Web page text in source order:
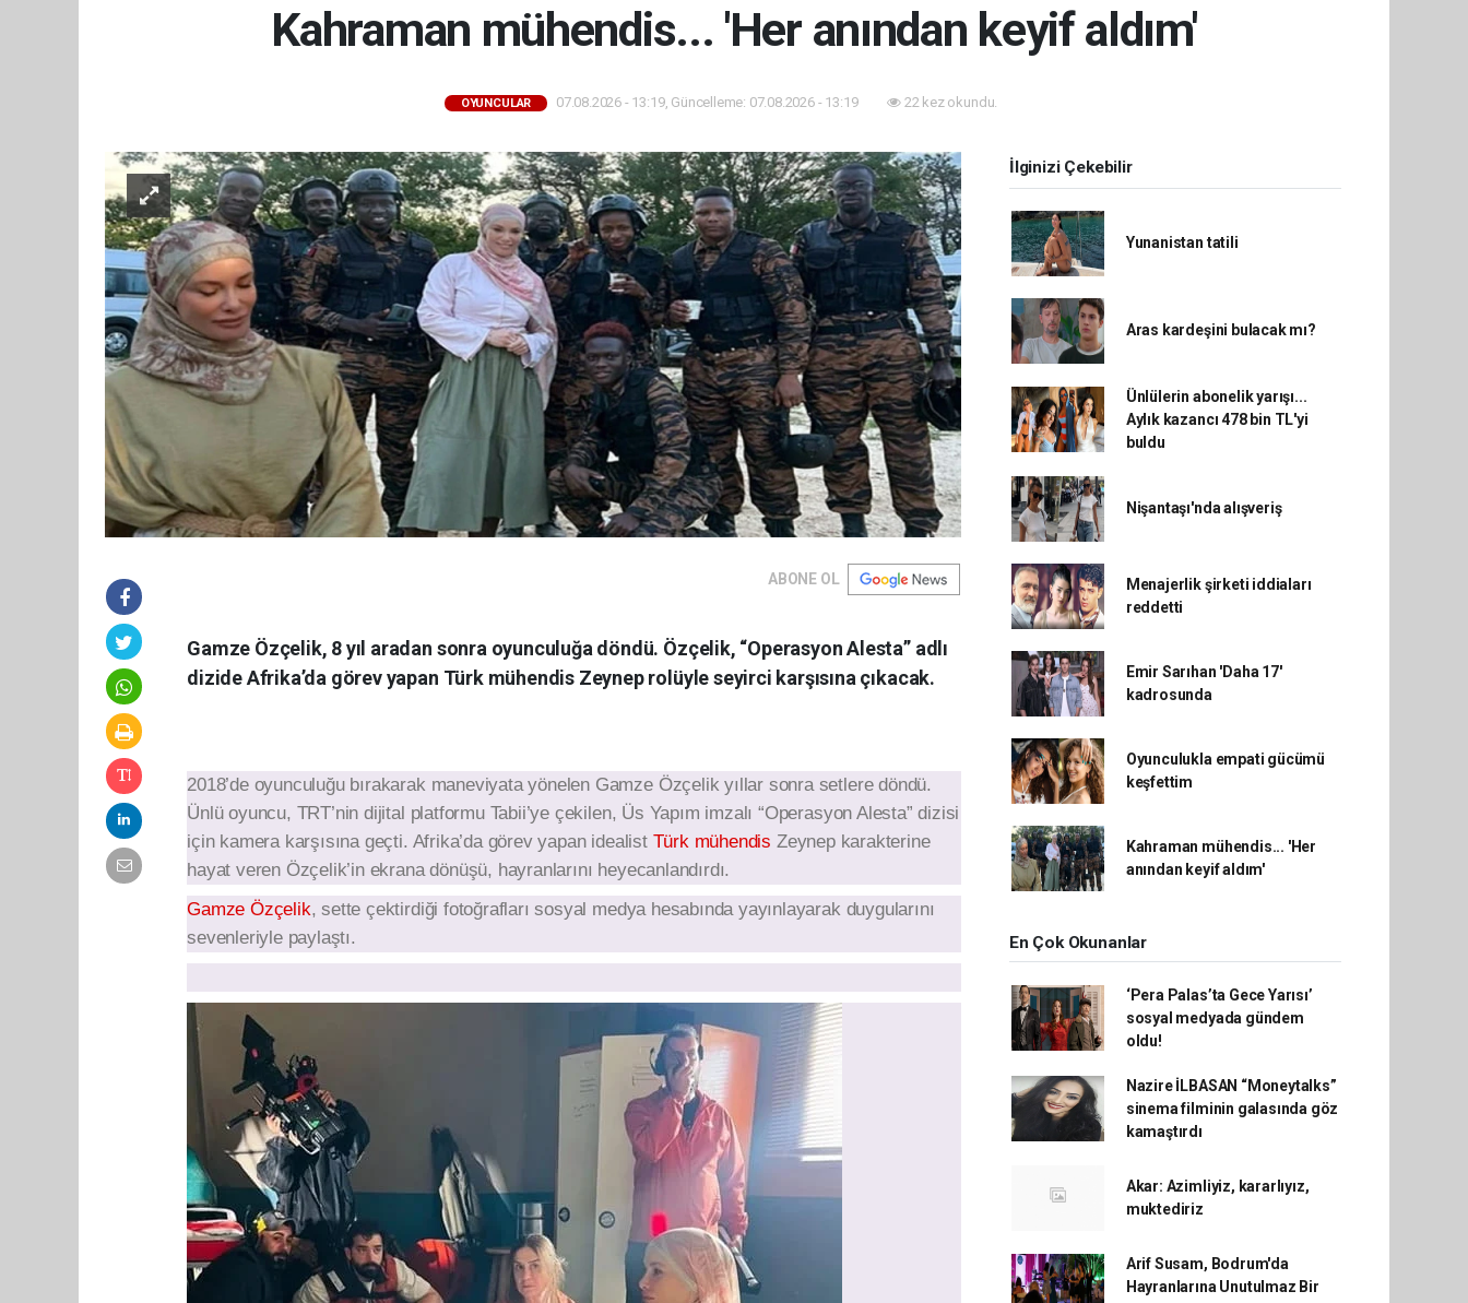
Kahraman mühendis... 'Her anından keyif aldım'
OYUNCULAR 07.08.2026 - 13:19, Güncelleme: 07.08.2026 - 13:19 22 kez okundu.
ABONE OL
Gamze Özçelik, 8 yıl aradan sonra oyunculuğa döndü. Özçelik, “Operasyon Alesta” adlı
dizide Afrika’da görev yapan Türk mühendis Zeynep rolüyle seyirci karşısına çıkacak.
2018’de oyunculuğu bırakarak maneviyata yönelen Gamze Özçelik yıllar sonra setlere döndü.
Ünlü oyuncu, TRT’nin dijital platformu Tabii’ye çekilen, Üs Yapım imzalı “Operasyon Alesta” dizisi
için kamera karşısına geçti. Afrika’da görev yapan idealist Türk mühendis Zeynep karakterine
hayat veren Özçelik’in ekrana dönüşü, hayranlarını heyecanlandırdı.
Gamze Özçelik, sette çektirdiği fotoğrafları sosyal medya hesabında yayınlayarak duygularını
sevenleriyle paylaştı.
İlginizi Çekebilir
Yunanistan tatili
Aras kardeşini bulacak mı?
Ünlülerin abonelik yarışı...
Aylık kazancı 478 bin TL'yi
buldu
Nişantaşı'nda alışveriş
Menajerlik şirketi iddiaları
reddetti
Emir Sarıhan 'Daha 17'
kadrosunda
Oyunculukla empati gücümü
keşfettim
Kahraman mühendis... 'Her
anından keyif aldım'
En Çok Okunanlar
‘Pera Palas’ta Gece Yarısı’
sosyal medyada gündem
oldu!
Nazire İLBASAN “Moneytalks”
sinema filminin galasında göz
kamaştırdı
Akar: Azimliyiz, kararlıyız,
muktediriz
Arif Susam, Bodrum'da
Hayranlarına Unutulmaz Bir